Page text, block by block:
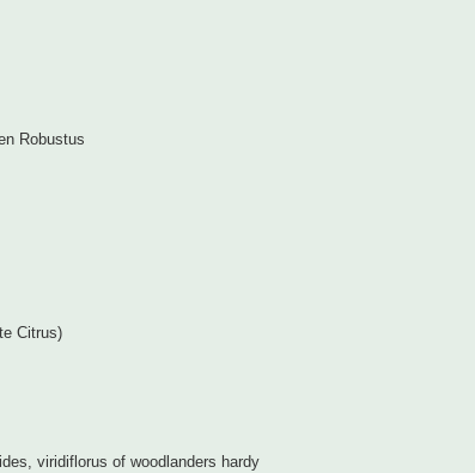
Robustus
Citrus)
viridiflorus of woodlanders hardy